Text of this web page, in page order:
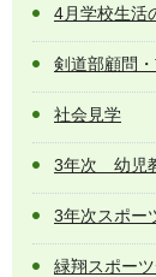
4月学校生活
剣道部顧問
社会見学
3年次 幼児
3年次スポー
緑翔スポー